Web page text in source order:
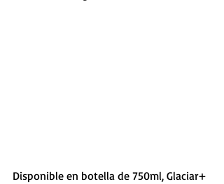
Disponible en botella de 750ml, Glaciar+